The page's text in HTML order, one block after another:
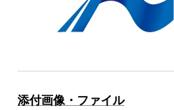
添付画像・ファイル